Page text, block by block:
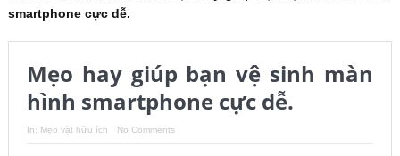
smartphone cực dễ.
Mẹo hay giúp bạn vệ sinh màn
hình smartphone cực dễ.
In: Mẹo vặt hữu ích No Comments